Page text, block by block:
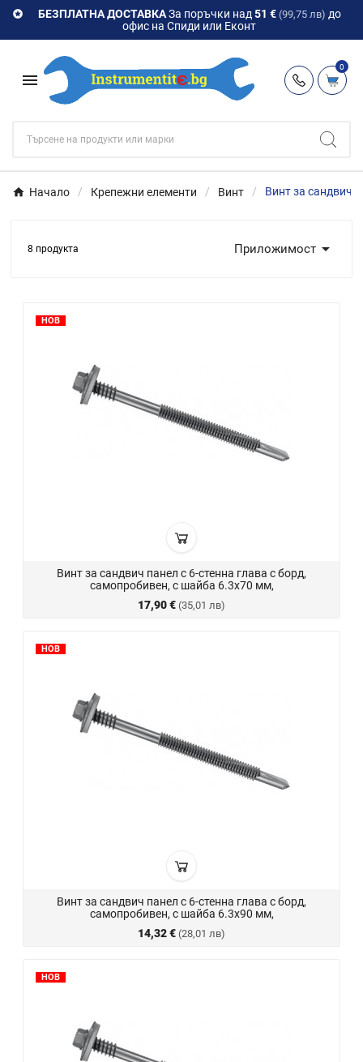
 БЕЗПЛАТНА ДОСТАВКАЗа поръчки над 51 € (99,75 лв) до
офис на Спиди или Еконт

0
Начало Крепежни елементи Винт Винт за сандвич
8 продукта Приложимост 
НОВ
Винт за сандвич панел с 6-стенна глава с борд,
самопробивен, с шайба 6.3x70 мм,
17,90 € (35,01 лв)
НОВ
Винт за сандвич панел с 6-стенна глава с борд,
самопробивен, с шайба 6.3x90 мм,
14,32 € (28,01 лв)
НОВ